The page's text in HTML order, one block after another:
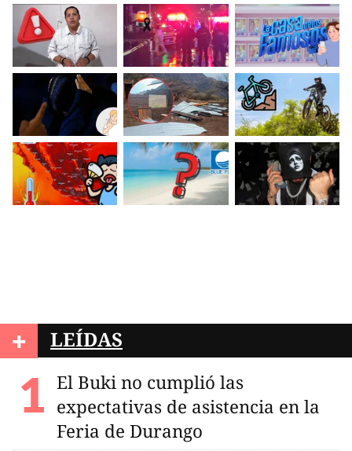
+ LEÍDAS
El Buki no cumplió las
expectativas de asistencia en la
Feria de Durango